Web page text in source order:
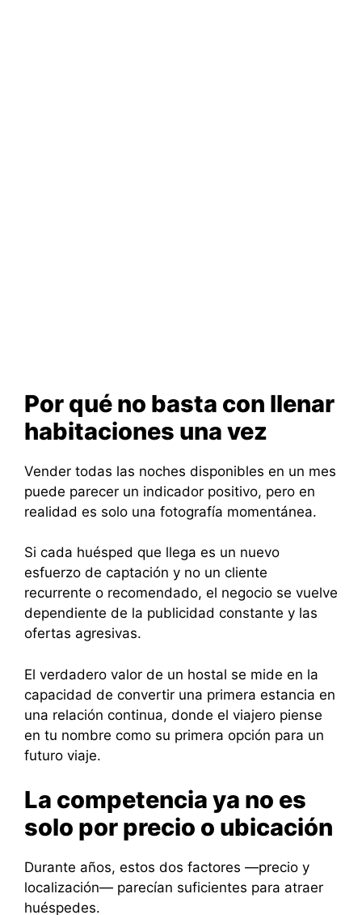
Por qué no basta con llenar
habitaciones una vez
Vender todas las noches disponibles en un mes
puede parecer un indicador positivo, pero en
realidad es solo una fotografía momentánea.
Si cada huésped que llega es un nuevo
esfuerzo de captación y no un cliente
recurrente o recomendado, el negocio se vuelve
dependiente de la publicidad constante y las
ofertas agresivas.
El verdadero valor de un hostal se mide en la
capacidad de convertir una primera estancia en
una relación continua, donde el viajero piense
en tu nombre como su primera opción para un
futuro viaje.
La competencia ya no es
solo por precio o ubicación
Durante años, estos dos factores —precio y
localización— parecían suficientes para atraer
huéspedes.